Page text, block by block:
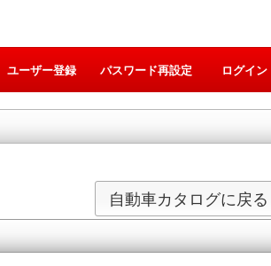
ユーザー登録 パスワード再設定 ログイン
自動車カタログに戻る